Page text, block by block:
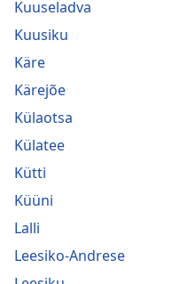
Kuuseladva
Kuusiku
Käre
Kärejõe
Külaotsa
Külatee
Kütti
Küüni
Lalli
Leesiko-Andrese